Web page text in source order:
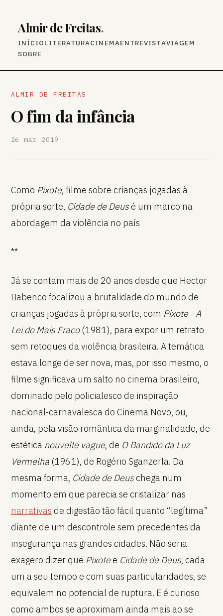
Almir de Freitas.
INÍCIOLITERATURACINEMAENTREVISTAVIAGEM
SOBRE
ALMIR DE FREITAS
O fim da infância
26 mar 2019
Como Pixote, filme sobre crianças jogadas à
própria sorte, Cidade de Deusé um marco na
abordagem da violência no país
**
Já se contam mais de 20 anos desde que Hector
Babenco focalizou a brutalidade do mundo de
crianças jogadas à própria sorte, com Pixote - A
Lei do Mais Fraco(1981), para expor um retrato
sem retoques da violência brasileira. A temática
estava longe de ser nova, mas, por isso mesmo, o
filme significava um salto no cinema brasileiro,
dominado pelo policialesco de inspiração
nacional-carnavalesca do Cinema Novo, ou,
ainda, pela visão romântica da marginalidade, de
estética nouvelle vague, de O Bandido da Luz
Vermelha(1961), de Rogério Sganzerla. Da
mesma forma, Cidade de Deuschega num
momento em que parecia se cristalizar nas
narrativas de digestão tão fácil quanto “legítima”
diante de um descontrole sem precedentes da
insegurança nas grandes cidades. Não seria
exagero dizer que Pixotee Cidade de Deus, cada
um a seu tempo e com suas particularidades, se
equivalem no potencial de ruptura. E é curioso
como ambos se aproximam ainda mais ao se